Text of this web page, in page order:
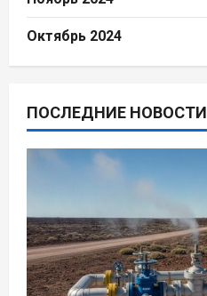
Октябрь 2024
ПОСЛЕДНИЕ НОВОСТИ